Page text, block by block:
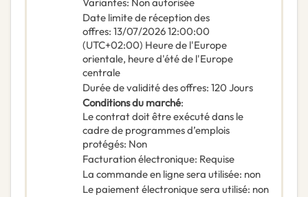
Date limite de réception des
offres: 13/07/202612:00:00
(UTC+02:00) Heure de l'Europe
orientale, heure d'été de l'Europe
centrale
Durée de validité des offres: 120 Jours
Conditions du marché:
Le contrat doit être exécuté dans le
cadre de programmes d’emplois
protégés: Non
Facturation électronique: Requise
La commande en ligne sera utilisée: non
Le paiement électronique sera utilisé: non